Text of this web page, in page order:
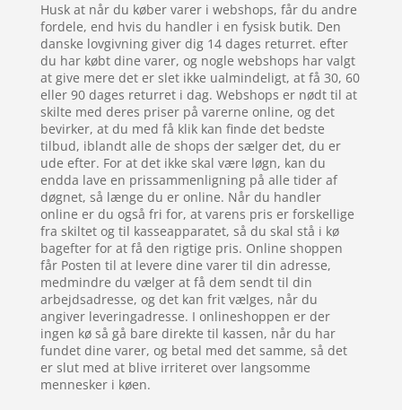
Husk at når du køber varer i webshops, får du andre
fordele, end hvis du handler i en fysisk butik. Den
danske lovgivning giver dig 14 dages returret. efter
du har købt dine varer, og nogle webshops har valgt
at give mere det er slet ikke ualmindeligt, at få 30, 60
eller 90 dages returret i dag. Webshops er nødt til at
skilte med deres priser på varerne online, og det
bevirker, at du med få klik kan finde det bedste
tilbud, iblandt alle de shops der sælger det, du er
ude efter. For at det ikke skal være løgn, kan du
endda lave en prissammenligning på alle tider af
døgnet, så længe du er online. Når du handler
online er du også fri for, at varens pris er forskellige
fra skiltet og til kasseapparatet, så du skal stå i kø
bagefter for at få den rigtige pris. Online shoppen
får Posten til at levere dine varer til din adresse,
medmindre du vælger at få dem sendt til din
arbejdsadresse, og det kan frit vælges, når du
angiver leveringadresse. I onlineshoppen er der
ingen kø så gå bare direkte til kassen, når du har
fundet dine varer, og betal med det samme, så det
er slut med at blive irriteret over langsomme
mennesker i køen.